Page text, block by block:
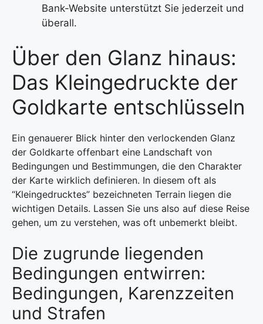
Bank-Website unterstützt Sie jederzeit und
überall.
Über den Glanz hinaus:
Das Kleingedruckte der
Goldkarte entschlüsseln
Ein genauerer Blick hinter den verlockenden Glanz
der Goldkarte offenbart eine Landschaft von
Bedingungen und Bestimmungen, die den Charakter
der Karte wirklich definieren. In diesem oft als
“Kleingedrucktes” bezeichneten Terrain liegen die
wichtigen Details. Lassen Sie uns also auf diese Reise
gehen, um zu verstehen, was oft unbemerkt bleibt.
Die zugrunde liegenden
Bedingungen entwirren:
Bedingungen, Karenzzeiten
und Strafen